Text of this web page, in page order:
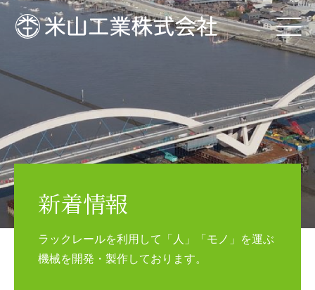
新着情報
ラックレールを利用して「人」「モノ」を運ぶ
機械を開発・製作しております。